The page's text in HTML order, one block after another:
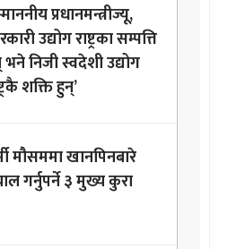
प्रधानमन्त्रीज्यू,
उद्योग राष्ट्रका सम्पत्ति
निजी स्वदेशी उद्योग
शक्ति हुन्’
मौसममा खानपिनबारे
गर्नुपर्ने ३ मुख्य कुरा